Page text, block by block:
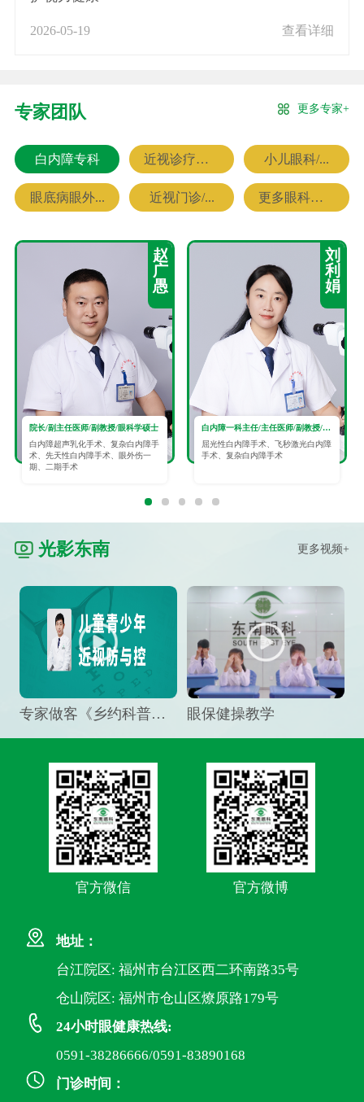
2026-05-19 查看详细
专家团队 更多专家+
白内障专科 近视诊疗专科 小儿眼科/...
眼底病眼外... 近视门诊/... 更多眼科专家
赵
广
愚
院长/副主任医师/副教授/眼科学硕士
白内障超声乳化手术、复杂白内障手
术、先天性白内障手术、眼外伤一
期、二期手术
刘
利
娟
白内障一科主任/主任医师/副教授/眼科学硕士
屈光性白内障手术、飞秒激光白内障
手术、复杂白内障手术
光影东南 更多视频+
专家做客《乡约科普》栏目，预防孩子近视竟然这么“简单” 眼保健操教学
官方微信 官方微博
地址：
台江院区: 福州市台江区西二环南路35号
仓山院区: 福州市仓山区燎原路179号
24小时眼健康热线:
0591-38286666/0591-83890168
门诊时间：